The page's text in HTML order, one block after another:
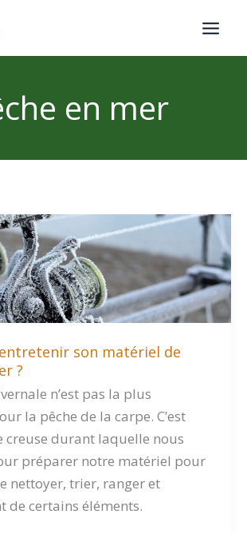
en mer
son matériel de
?
n’est pas la plus
la pêche de la carpe. C’est
creuse durant laquelle nous
préparer notre matériel pour
nettoyer, trier, ranger et
de certains éléments.